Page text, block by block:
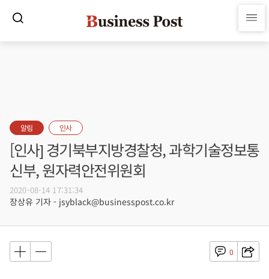
알림 인사
[인사] 경기북부지방경찰청, 과학기술정보통
신부, 원자력안전위원회
2020-08-14 17:31:34
장상유 기자 - jsyblack@businesspost.co.kr
0